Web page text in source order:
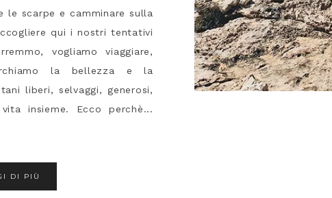
le scarpe e camminare sulla
qui i nostri tentativi
vogliamo viaggiare,
la bellezza e la
liberi, selvaggi, generosi,
insieme. Ecco perchè...
DI PIÙ